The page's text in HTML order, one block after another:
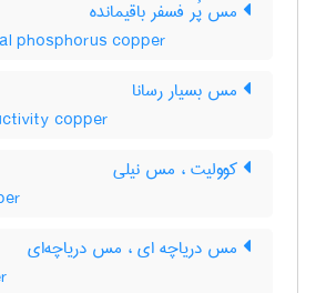
مس پُر فسفر باقیمانده
phosphorus copper
مس بسیار رسانا
copper
کوولیت ، مس نیلی
مس دریاچه ای ، مس دریاچه‌ای